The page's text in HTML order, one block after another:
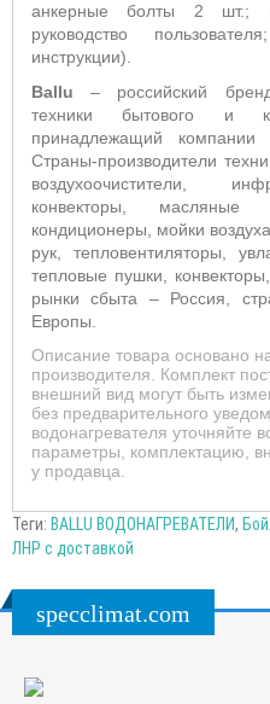
анкерные болты 2 шт.;
руководство
инструкции).
Ballu – российский
техники бытового и
принадлежащий
Страны-производители
воздухоочистители,
конвекторы, масляные
кондиционеры, мойки
рук, тепловентиляторы,
тепловые пушки,
рынки сбыта – Россия,
Европы.
Описание товара основано
производителя. Комплект
внешний вид могут быть
без предварительного
водонагревателя уточняйте
параметры, комплектацию,
у продавца.
Теги: BALLU ВОДОНАГРЕВАТЕЛИ,
ЛНР с доставкой
specclimat.com